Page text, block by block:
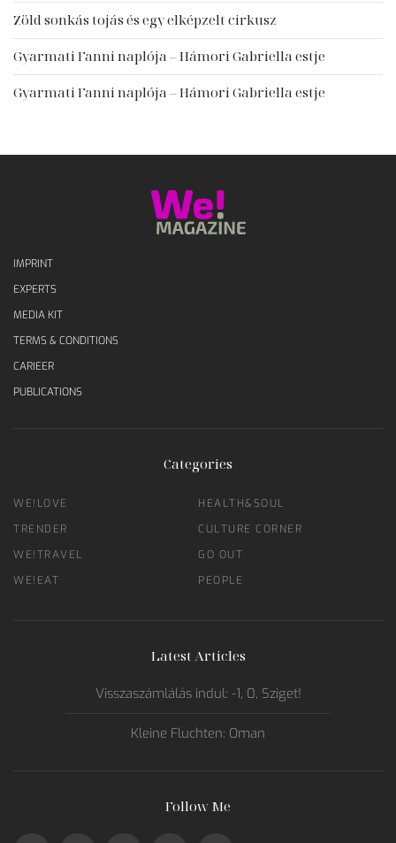
Zöld sonkás tojás és egy elképzelt cirkusz
Gyarmati Fanni naplója – Hámori Gabriella estje
Gyarmati Fanni naplója – Hámori Gabriella estje
IMPRINT
EXPERTS
MEDIA KIT
TERMS & CONDITIONS
CARIEER
PUBLICATIONS
Categories
WE!LOVE
TRENDER
WE!TRAVEL
WE!EAT
HEALTH&SOUL
CULTURE CORNER
GO OUT
PEOPLE
Latest Articles
Visszaszámlálás indul: -1, 0, Sziget!
Kleine Fluchten: Oman
Follow Me